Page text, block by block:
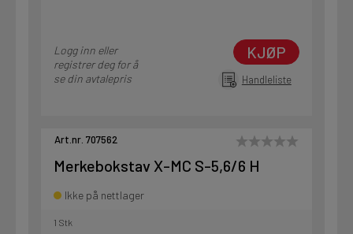
Logg inn eller
registrer deg for å
se din avtalepris
KJØP
Handleliste
Art.nr. 707562
Merkebokstav X-MC S-5,6/6 H
Ikke på nettlager
1 Stk